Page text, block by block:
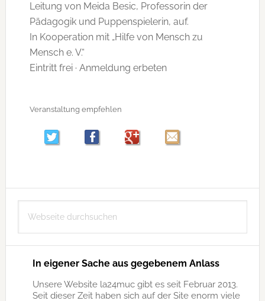
Leitung von Meida Besic, Professorin der
Pädagogik und Puppenspielerin, auf.
In Kooperation mit „Hilfe von Mensch zu
Mensch e. V.“
Eintritt frei · Anmeldung erbeten
Veranstaltung empfehlen
Seitenspalte
durchsuchen
In eigener Sache aus gegebenem Anlass
Unsere Website la24muc gibt es seit Februar 2013.
Seit dieser Zeit haben sich auf der Site enorm viele